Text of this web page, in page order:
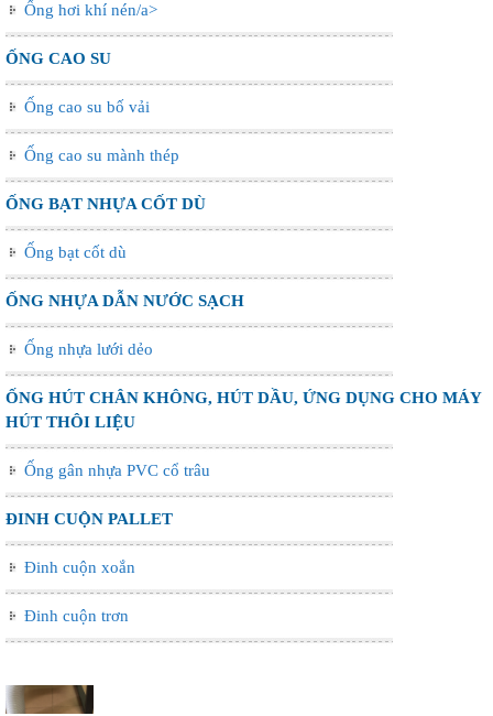
Ống hơi khí nén/a>
ỐNG CAO SU
Ống cao su bố vải
Ống cao su mành thép
ỐNG BẠT NHỰA CỐT DÙ
Ống bạt cốt dù
ỐNG NHỰA DẪN NƯỚC SẠCH
Ống nhựa lưới dẻo
ỐNG HÚT CHÂN KHÔNG, HÚT DẦU, ỨNG DỤNG CHO MÁY
HÚT THÔI LIỆU
Ống gân nhựa PVC cổ trâu
ĐINH CUỘN PALLET
Đinh cuộn xoắn
Đinh cuộn trơn